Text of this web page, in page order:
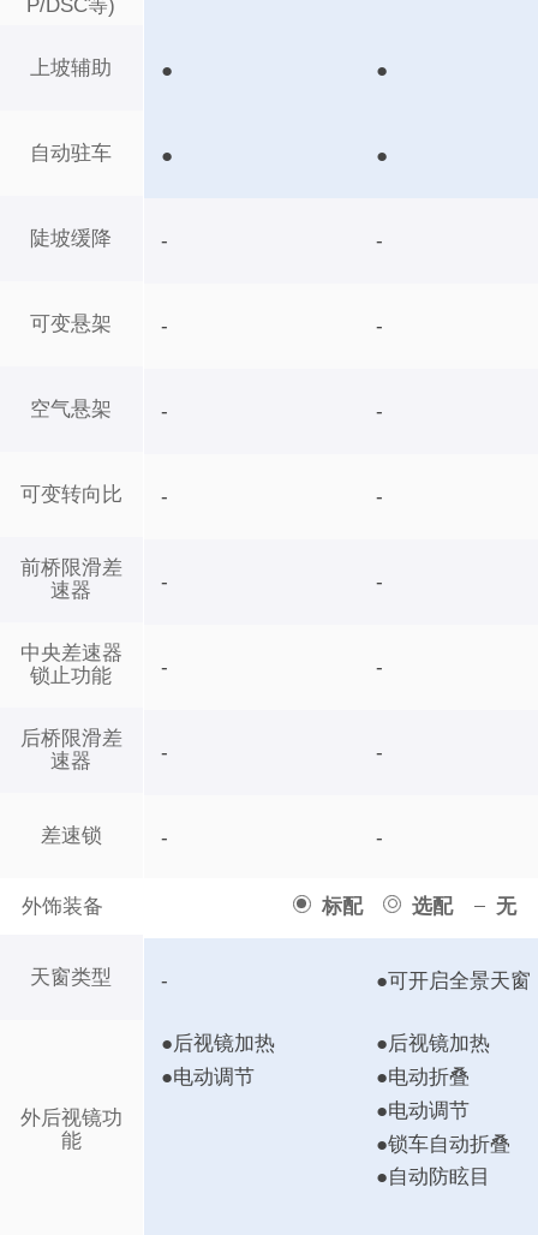
P/DSC等)
上坡辅助
自动驻车
陡坡缓降
可变悬架
空气悬架
可变转向比
前桥限滑差
速器
中央差速器
锁止功能
后桥限滑差
速器
差速锁
外饰装备 标配 选配 无
天窗类型
外后视镜功
能
● ●
● ●
- -
- -
- -
- -
- -
- -
- -
- -
- ●可开启全景天窗
●后视镜加热
●电动调节
●后视镜加热
●电动折叠
●电动调节
●锁车自动折叠
●自动防眩目